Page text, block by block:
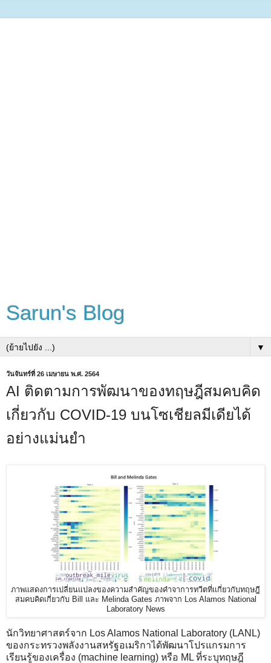
Sarun's Blog
▼
วันจันทร์ที่ 26 เมษายน พ.ศ. 2564
AI ติดตามการพัฒนาของทฤษฎีสมคบคิด
เกี่ยวกับ COVID-19 บนโซเชียลมีเดียได้
อย่างแม่นยำ
ภาพแสดงการเปลี่ยนแปลงของความสำคัญของคำจาการทวีตที่เเกี่ยวกับทฤษฎี
สมคบคิดเกี่ยวกับ Bill และ Melinda Gates ภาพจาก Los Alamos National
Laboratory News
นักวิทยาศาสตร์จาก Los Alamos National Laboratory (LANL)
ของกระทรวงพลังงานสหรัฐอเมริกาได้พัฒนาโปรแกรมการ
เรียนรู้ของเครื่อง (machine learning) หรือ ML ที่ระบุทฤษฎี